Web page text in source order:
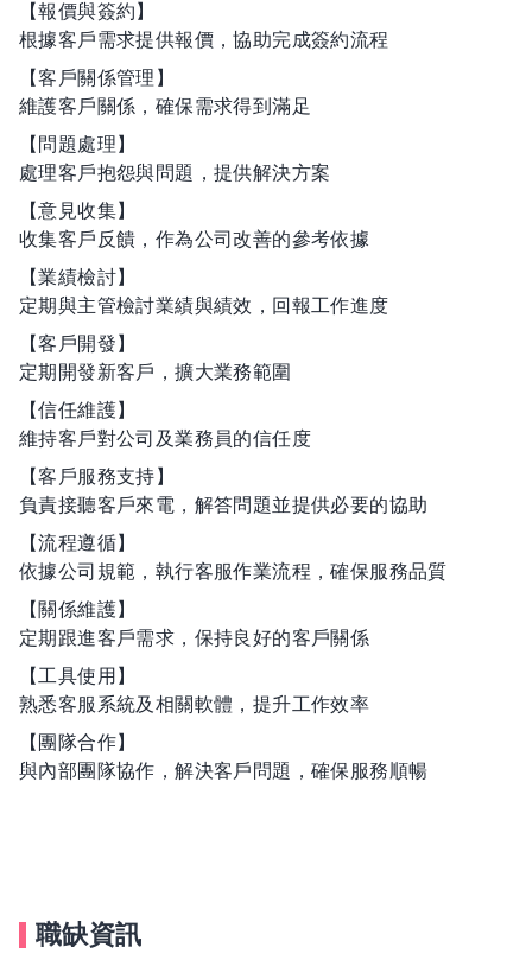
【報價與簽約】
根據客戶需求提供報價，協助完成簽約流程
【客戶關係管理】
維護客戶關係，確保需求得到滿足
【問題處理】
處理客戶抱怨與問題，提供解決方案
【意見收集】
收集客戶反饋，作為公司改善的參考依據
【業績檢討】
定期與主管檢討業績與績效，回報工作進度
【客戶開發】
定期開發新客戶，擴大業務範圍
【信任維護】
維持客戶對公司及業務員的信任度
【客戶服務支持】
負責接聽客戶來電，解答問題並提供必要的協助
【流程遵循】
依據公司規範，執行客服作業流程，確保服務品質
【關係維護】
定期跟進客戶需求，保持良好的客戶關係
【工具使用】
熟悉客服系統及相關軟體，提升工作效率
【團隊合作】
與內部團隊協作，解決客戶問題，確保服務順暢
職缺資訊